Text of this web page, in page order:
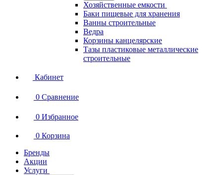
Хозяйственные емкости
Баки пищевые для хранения
Ванны строительные
Ведра
Корзины канцелярские
Тазы пластиковые металлические
строительные
Кабинет
0 Сравнение
0 Избранное
0 Корзина
Бренды
Акции
Услуги